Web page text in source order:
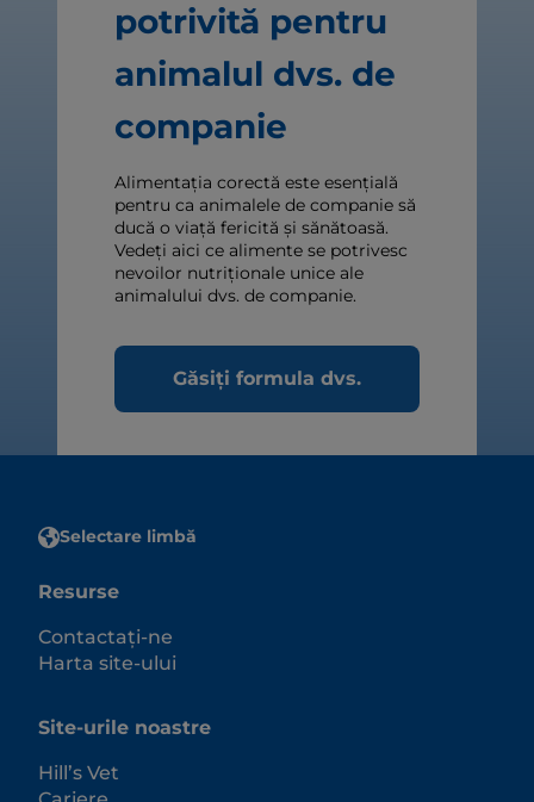
potrivită pentru
animalul dvs. de
companie
Alimentația corectă este esențială
pentru ca animalele de companie să
ducă o viață fericită și sănătoasă.
Vedeți aici ce alimente se potrivesc
nevoilor nutriționale unice ale
animalului dvs. de companie.
Găsiți formula dvs.
Selectare limbă
Resurse
Contactați-ne
Harta site-ului
Site-urile noastre
Hill’s Vet